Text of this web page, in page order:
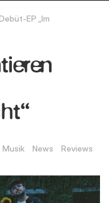
EP „Im
Musik News Reviews